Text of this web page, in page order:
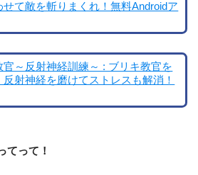
て敵を斬りまくれ！無料Androidア
官～反射神経訓練～ : ブリキ教官を
射神経を磨けてストレスも解消！
てって！